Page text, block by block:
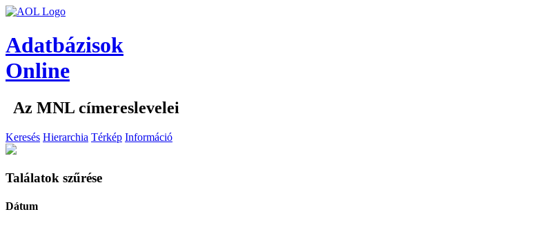
Adatbázisok
Online
Az MNL címereslevelei
Keresés Hierarchia Térkép Információ
Találatok szűrése
Dátum